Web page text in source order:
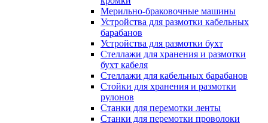
Мерильно-браковочные машины
Устройства для размотки кабельных
барабанов
Устройства для размотки бухт
Стеллажи для хранения и размотки
бухт кабеля
Стеллажи для кабельных барабанов
Стойки для хранения и размотки
рулонов
Станки для перемотки ленты
Станки для перемотки проволоки